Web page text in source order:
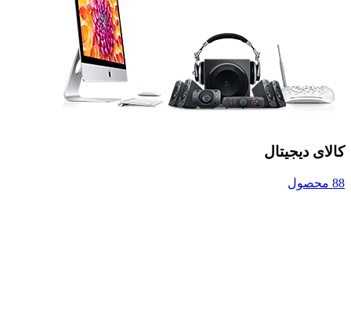
کالای دیجیتال
88 محصول